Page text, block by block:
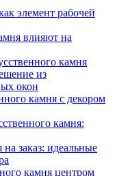
элемент рабочей
влияют на
камня
из
окон
камня с декором
камня:
заказ: идеальные
камня центром